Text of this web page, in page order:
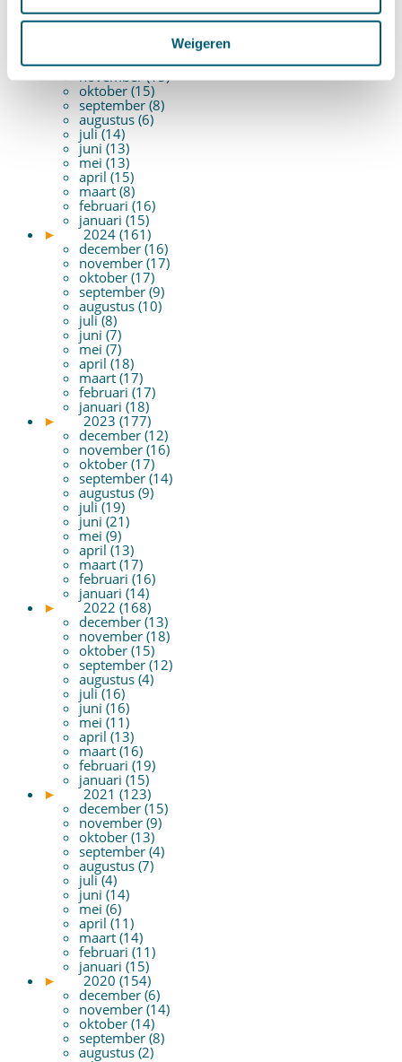
Weigeren
februari (16)
december (15)
november (15)
oktober (15)
september (8)
augustus (6)
juli (14)
juni (13)
mei (13)
april (15)
maart (8)
februari (16)
januari (15)
►
2024 (161)
december (16)
november (17)
oktober (17)
september (9)
augustus (10)
juli (8)
juni (7)
mei (7)
april (18)
maart (17)
februari (17)
januari (18)
►
2023 (177)
december (12)
november (16)
oktober (17)
september (14)
augustus (9)
juli (19)
juni (21)
mei (9)
april (13)
maart (17)
februari (16)
januari (14)
►
2022 (168)
december (13)
november (18)
oktober (15)
september (12)
augustus (4)
juli (16)
juni (16)
mei (11)
april (13)
maart (16)
februari (19)
januari (15)
►
2021 (123)
december (15)
november (9)
oktober (13)
september (4)
augustus (7)
juli (4)
juni (14)
mei (6)
april (11)
maart (14)
februari (11)
januari (15)
►
2020 (154)
december (6)
november (14)
oktober (14)
september (8)
augustus (2)